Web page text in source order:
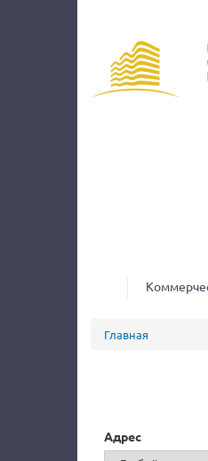
Вы здесь
Главная
Адрес